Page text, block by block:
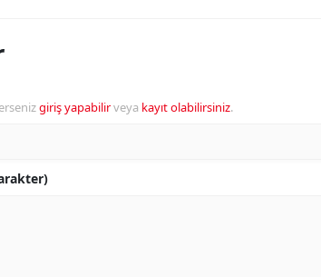
giriş yapabilirveya kayıt olabilirsiniz.